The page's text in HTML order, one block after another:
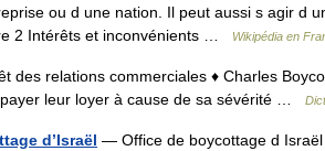
ou d une nation. Il peut aussi s agir d
2 Intérêts et inconvénients …
Wikipédia en
des relations commerciales ♦ Charles
leur loyer à cause de sa sévérité …
d’Israël — Office de boycottage d